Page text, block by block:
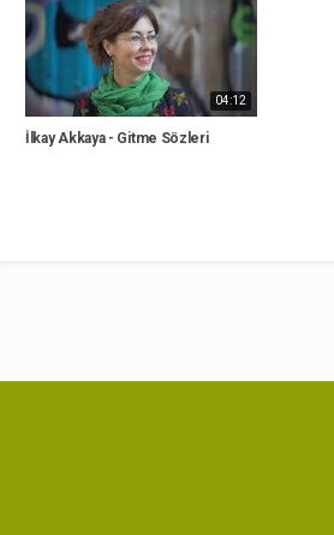
04:12
İlkay Akkaya - Gitme Sözleri